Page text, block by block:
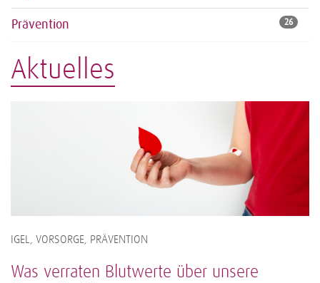
Prävention 26
Aktuelles
IGEL, VORSORGE, PRÄVENTION
Was verraten Blutwerte über unsere